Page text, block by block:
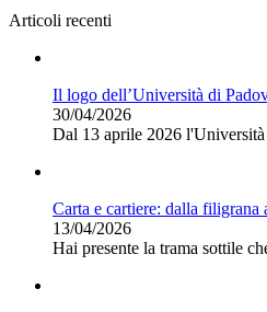
Articoli recenti
Il logo dell’Università di
30/04/2026
Dal 13 aprile 2026
Carta e cartiere: dalla filigrana
13/04/2026
Hai presente la trama sottile